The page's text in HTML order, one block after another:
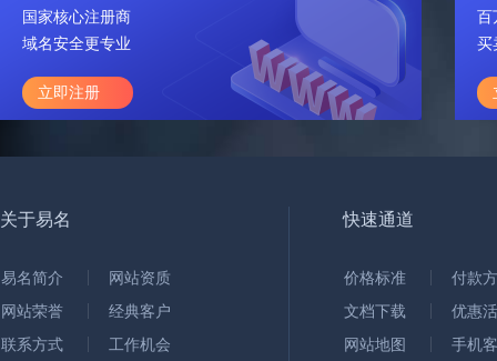
国家核心注册商
域名安全更专业
立即注册
百
买
关于易名
易名简介
网站资质
网站荣誉
经典客户
联系方式
工作机会
快速通道
价格标准
付款
文档下载
优惠
网站地图
手机